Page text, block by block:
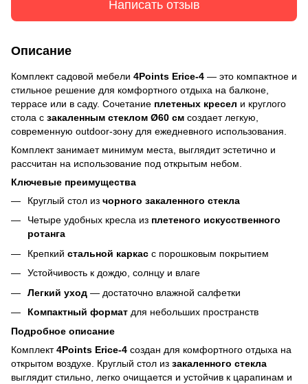
Написать отзыв
Описание
Комплект садовой мебели 4Points Erice-4 — это компактное и
стильное решение для комфортного отдыха на балконе,
террасе или в саду. Сочетание плетеных кресел и круглого
стола с закаленным стеклом Ø60 см создает легкую,
современную outdoor-зону для ежедневного использования.
Комплект занимает минимум места, выглядит эстетично и
рассчитан на использование под открытым небом.
Ключевые преимущества
Круглый стол из чорного закаленного стекла
Четыре удобных кресла из плетеного искусственного
ротанга
Крепкий стальной каркас с порошковым покрытием
Устойчивость к дождю, солнцу и влаге
Легкий уход — достаточно влажной салфетки
Компактный формат для небольших пространств
Подробное описание
Комплект4Points Erice-4 создан для комфортного отдыха на
открытом воздухе. Круглый стол из закаленного стекла
выглядит стильно, легко очищается и устойчив к царапинам и